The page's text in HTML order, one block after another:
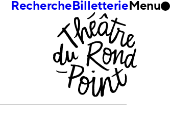
RechercheBilletterieMenu